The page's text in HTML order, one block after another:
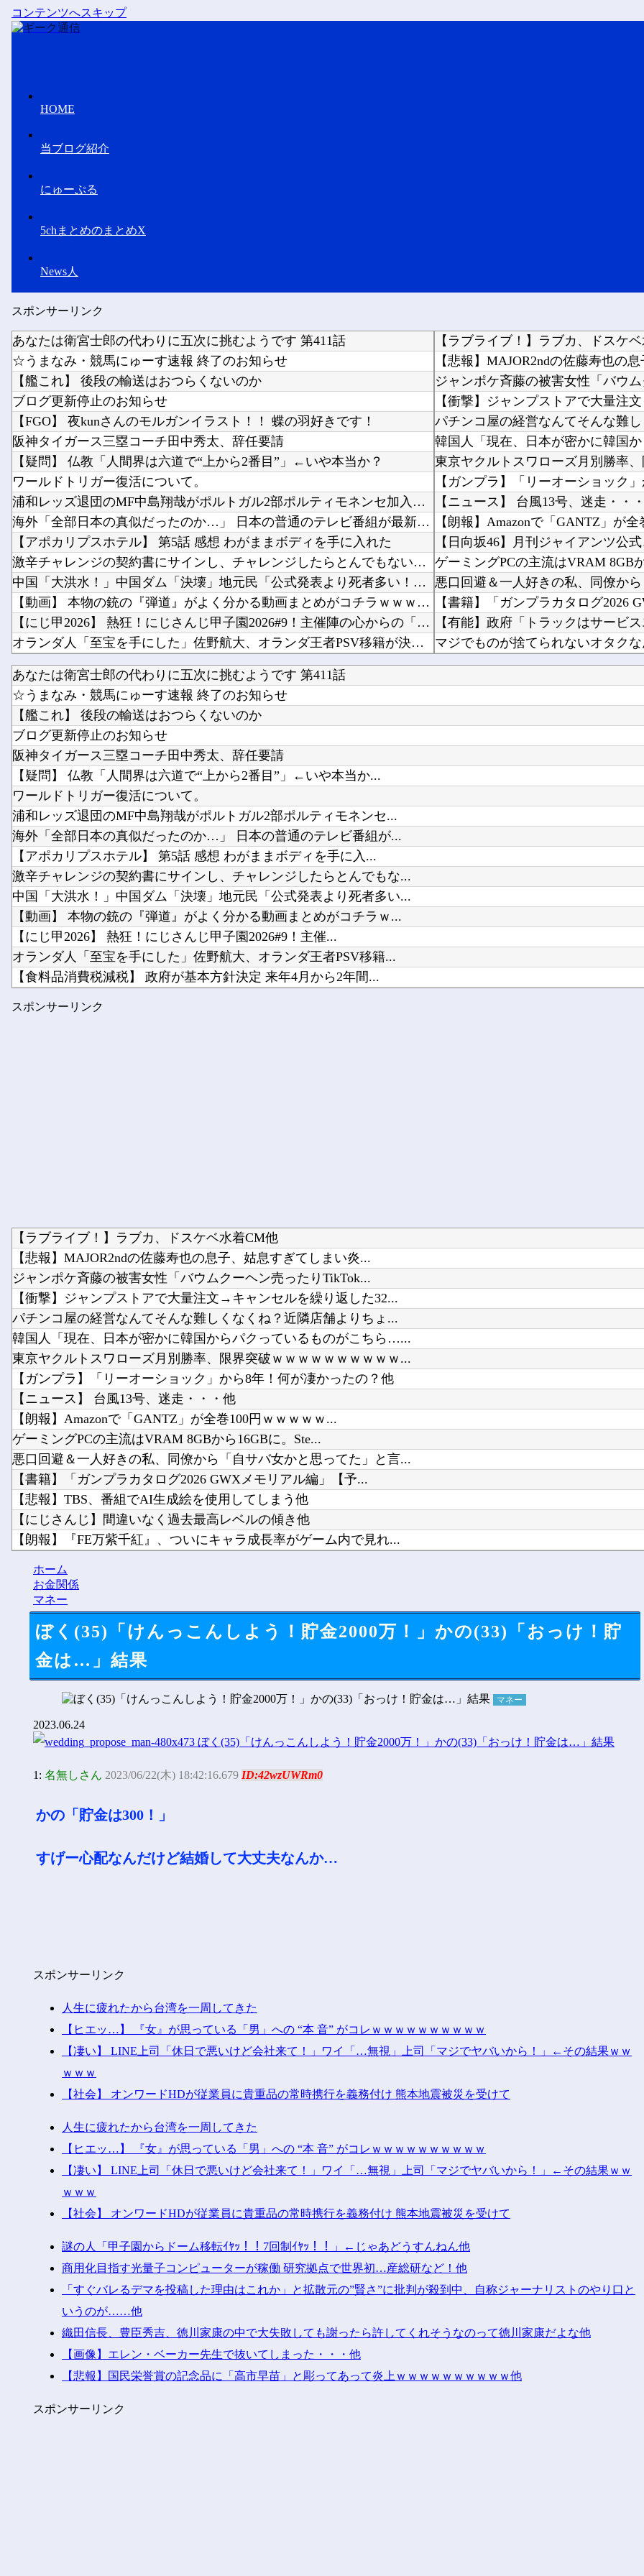
コンテンツへスキップ
HOME
当ブログ紹介
にゅーぷる
5chまとめのまとめX
News人
スポンサーリンク
あなたは衛宮士郎の代わりに五次に挑むようです 第411話
☆うまなみ・競馬にゅーす速報 終了のお知らせ
【艦これ】 後段の輸送はおつらくないのか
ブログ更新停止のお知らせ
【FGO】 夜kunさんのモルガンイラスト！！ 蝶の羽好きです！
阪神タイガース三塁コーチ田中秀太、辞任要請
【疑問】 仏教「人間界は六道で“上から2番目”」←いや本当か？
ワールドトリガー復活について。
浦和レッズ退団のMF中島翔哉がポルトガル2部ポルティモネンセ加入決定 4年ぶりの古巣復帰に
海外「全部日本の真似だったのか…」 日本の普通のテレビ番組が最新SNSの数十年先を行ってい...
【アポカリプスホテル】 第5話 感想 わがままボディを手に入れた
激辛チャレンジの契約書にサインし、チャレンジしたらとんでもない事態になった。救急車運ばれ胃...
中国「大洪水！」中国ダム「決壊」地元民「公式発表より死者多い！」中国政府「住民拘束！（安否...
【動画】 本物の銃の『弾道』がよく分かる動画まとめがコチラｗｗｗ！！
【にじ甲2026】 熱狂！にじさんじ甲子園2026#9！主催陣の心からの「助かる〜〜〜」草
オランダ人「至宝を手にした」佐野航大、オランダ王者PSV移籍が決定的に！口頭合意報道で現地...
【食料品消費税減税】 政府が基本方針決定 来年4月から2年間1％に8月5日
櫻坂46、推しが全員これだとガチでキツい説
【朗報】 フロム新作Duskbloods、ネットワークテストキタ━━━━(゜∀゜)━━━━...
Powered by livedoor 相互RSS
【ラブライブ！】ラブカ、ドスケ
【悲報】MAJOR2ndの佐藤寿也の
【ガンプラ】「リーオーショック
【ニュース】 台風13号、迷走・・
【朗報】Amazonで「GANTZ」が
【日向坂46】月刊ジャイアンツ公
【書籍】「ガンプラカタログ2026
マジでものが捨てられないオタク
【悲報】TBS、番組でAI生成絵を
【にじさんじ】間違いなく過去最
まだ墓石があるだけマシと見るべ
「ドカ食いダイスキ！もちづきさ
あなたは衛宮士郎の代わりに五次に挑むようです 第411話
☆うまなみ・競馬にゅーす速報 終了のお知らせ
【艦これ】 後段の輸送はおつらくないのか
ブログ更新停止のお知らせ
阪神タイガース三塁コーチ田中秀太、辞任要請
【疑問】 仏教「人間界は六道で“上から2番目”」←いや本当か...
ワールドトリガー復活について。
浦和レッズ退団のMF中島翔哉がポルトガル2部ポルティモネンセ...
海外「全部日本の真似だったのか…」 日本の普通のテレビ番組が...
【アポカリプスホテル】 第5話 感想 わがままボディを手に入...
激辛チャレンジの契約書にサインし、チャレンジしたらとんでもな...
中国「大洪水！」中国ダム「決壊」地元民「公式発表より死者多い...
【動画】 本物の銃の『弾道』がよく分かる動画まとめがコチラｗ...
【にじ甲2026】 熱狂！にじさんじ甲子園2026#9！主催...
オランダ人「至宝を手にした」佐野航大、オランダ王者PSV移籍...
【食料品消費税減税】 政府が基本方針決定 来年4月から2年間...
【朗報】 フロム新作Duskbloods、ネットワークテスト...
スポンサーリンク
【ラブライブ！】ラブカ、ドスケベ水着CM他
【悲報】MAJOR2ndの佐藤寿也の息子、姑息すぎてしまい炎...
ジャンポケ斉藤の被害女性「バウムクーヘン売ったりTikTok...
【衝撃】ジャンプストアで大量注文→キャンセルを繰り返した32...
パチンコ屋の経営なんてそんな難しくなくね？近隣店舗よりちょ...
韓国人「現在、日本が密かに韓国からパクっているものがこちら…...
東京ヤクルトスワローズ月別勝率、限界突破ｗｗｗｗｗｗｗｗｗｗ...
【ガンプラ】「リーオーショック」から8年！何が凄かったの？他
【ニュース】 台風13号、迷走・・・他
【朗報】Amazonで「GANTZ」が全巻100円ｗｗｗｗｗ...
ゲーミングPCの主流はVRAM 8GBから16GBに。Ste...
悪口回避＆一人好きの私、同僚から「自サバ女かと思ってた」と言...
【書籍】「ガンプラカタログ2026 GWXメモリアル編」【予...
【悲報】TBS、番組でAI生成絵を使用してしまう他
【にじさんじ】間違いなく過去最高レベルの傾き他
【朗報】『FE万紫千紅』、ついにキャラ成長率がゲーム内で見れ...
「ドカ食いダイスキ！もちづきさん」TVアニメ化他
ホーム
お金関係
マネー
ぼく(35)「けんっこんしよう！貯金2000万！」かの(33)「おっけ！貯
金は…」結果
マネー
2023.06.24
1: 名無しさん 2023/06/22(木) 18:42:16.679 ID:42wzUWRm0
かの「貯金は300！」
すげー心配なんだけど結婚して大丈夫なんか…
スポンサーリンク
人生に疲れたから台湾を一周してきた
【ヒエッ…】 『女』が思っている「男」への “本 音” がコレｗｗｗｗｗｗｗｗｗｗ
【凄い】 LINE上司「休日で悪いけど会社来て！」ワイ「…無視」上司「マジでヤバいから！」←その結果ｗｗ
ｗｗｗ
【社会】 オンワードHDが従業員に貴重品の常時携行を義務付け 熊本地震被災を受けて
人生に疲れたから台湾を一周してきた
【ヒエッ…】 『女』が思っている「男」への “本 音” がコレｗｗｗｗｗｗｗｗｗｗ
【凄い】 LINE上司「休日で悪いけど会社来て！」ワイ「…無視」上司「マジでヤバいから！」←その結果ｗｗ
ｗｗｗ
【社会】 オンワードHDが従業員に貴重品の常時携行を義務付け 熊本地震被災を受けて
謎の人「甲子園からドーム移転ｲﾔｯ！！7回制ｲﾔｯ！！」←じゃあどうすんねん他
商用化目指す光量子コンピューターが稼働 研究拠点で世界初…産総研など！他
「すぐバレるデマを投稿した理由はこれか」と拡散元の”賢さ”に批判が殺到中、自称ジャーナリストのやり口と
いうのが……他
織田信長、豊臣秀吉、徳川家康の中で大失敗しても謝ったら許してくれそうなのって徳川家康だよな他
【画像】エレン・ベーカー先生で抜いてしまった・・・他
【悲報】国民栄誉賞の記念品に「高市早苗」と彫ってあって炎上ｗｗｗｗｗｗｗｗｗｗ他
スポンサーリンク